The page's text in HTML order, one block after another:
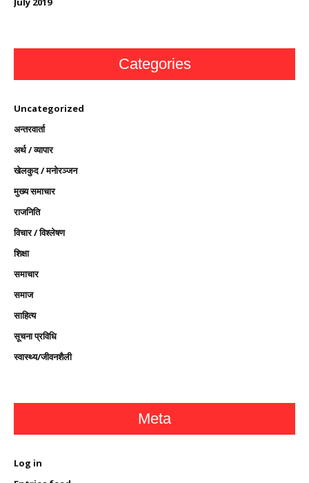
Categories
Uncategorized
अन्तरवार्ता
अर्थ / व्यापार
खेलकुद / मनोरञ्जन
मुख्य समाचार
राजनिति
विचार / विश्लेषण
शिक्षा
समाचार
समाज
साहित्य
सूचना प्रविधि
स्वास्थ्य/जीवनशैली
Meta
Log in